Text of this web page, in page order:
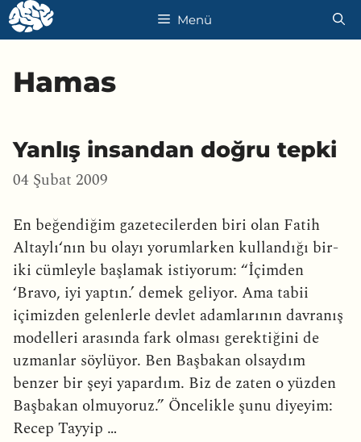
İçeriğe
atla
Menü
Hamas
Yanlış insandan doğru tepki
04 Şubat 2009
En beğendiğim gazetecilerden biri olan Fatih
Altaylı‘nın bu olayı yorumlarken kullandığı bir-
iki cümleyle başlamak istiyorum: “İçimden
‘Bravo, iyi yaptın.’ demek geliyor. Ama tabii
içimizden gelenlerle devlet adamlarının davranış
modelleri arasında fark olması gerektiğini de
uzmanlar söylüyor. Ben Başbakan olsaydım
benzer bir şeyi yapardım. Biz de zaten o yüzden
Başbakan olmuyoruz.” Öncelikle şunu diyeyim:
Recep Tayyip …